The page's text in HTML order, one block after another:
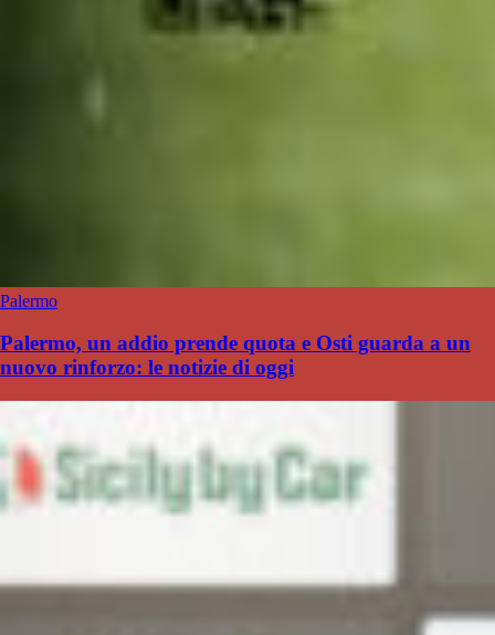
Palermo
Palermo, un addio prende quota e Osti guarda a un
nuovo rinforzo: le notizie di oggi